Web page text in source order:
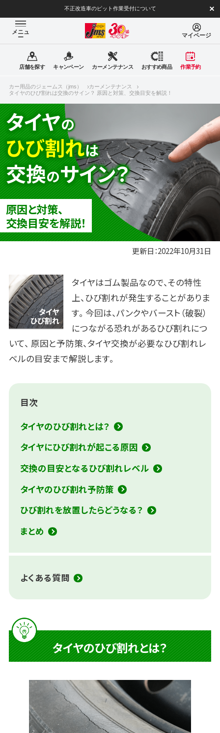
不正改造車のピット作業受付について
メニュ
ー マイページ
店舗を探す キャンペーン カーメンテナンス おすすめ商品 作業予約
カー用品のジェームス（jms）
カーメンテナンス
タイヤのひび割れは交換のサイン？ 原因と対策、交換目安を解説！
タイヤの
ひび割れは
交換のサイン？
原因と対策、
交換目安を解説！
更新日：2022年10月31日
タイヤはゴム製品なので、その特性
上、ひび割れが発生することがありま
す。 今回は、パンクやバースト（破裂）
につながる恐れがあるひび割れにつ
いて、 原因と予防策、タイヤ交換が必要なひび割れレ
ベルの目安まで解説します。
目次
タイヤのひび割れとは？
タイヤにひび割れが起こる原因
交換の目安となるひび割れレベル
タイヤのひび割れ予防策
ひび割れを放置したらどうなる？
まとめ
よくある質問
タイヤのひび割れとは？